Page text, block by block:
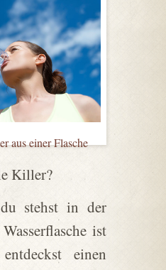
aus einer Flasche
Killer?
stehst in der
ist
einen